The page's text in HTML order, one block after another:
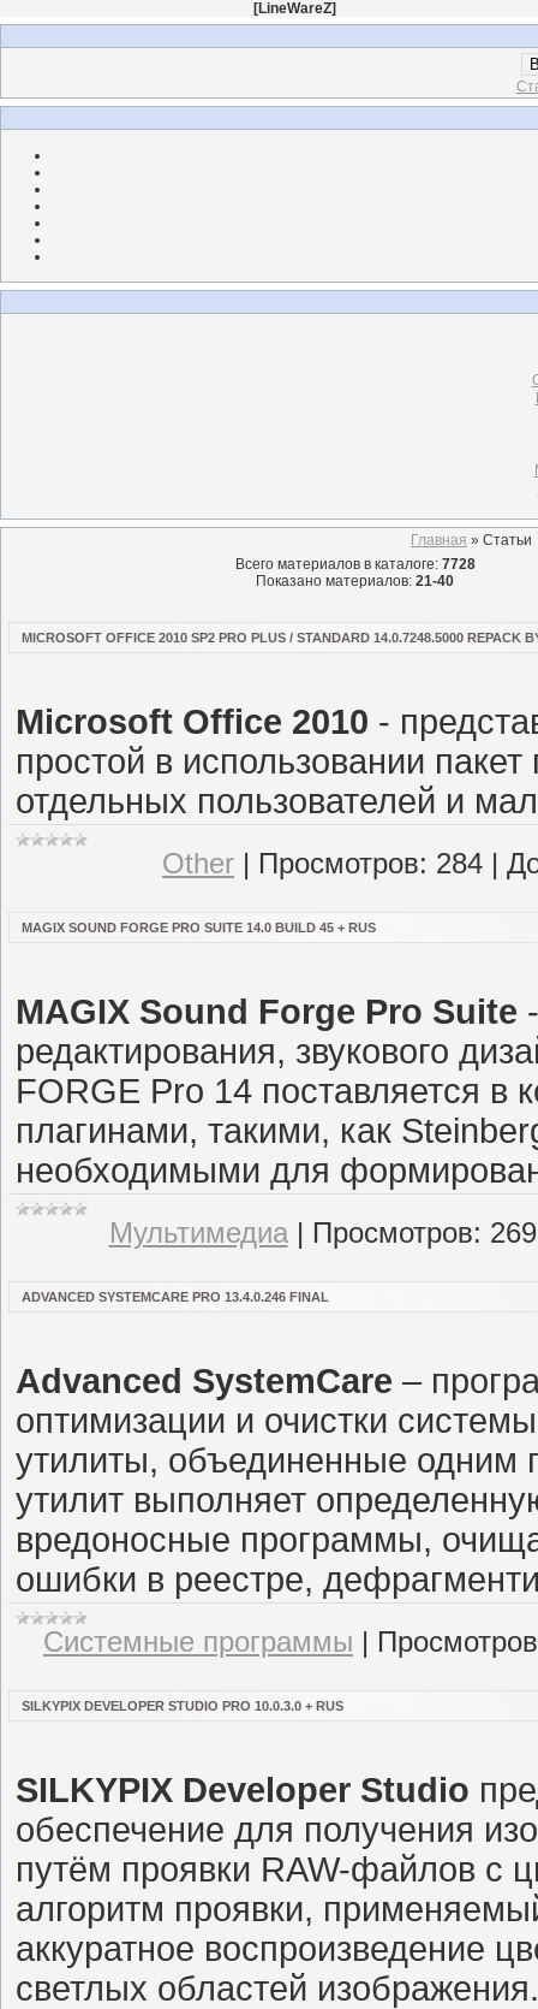
[LineWareZ]
Главная » Статьи
Всего материалов в каталоге: 7728
Показано материалов: 21-40
MICROSOFT OFFICE 2010 SP2 PRO PLUS / STANDARD 14.0.7248.5000 REPACK
Microsoft Office 2010 -
простой в использовании
отдельных пользователей и
Other | Просмотров: 284 |
MAGIX SOUND FORGE PRO SUITE 14.0 BUILD 45 + RUS
MAGIX Sound Forge Pro Suite
редактирования, звукового
FORGE Pro 14 поставляется в
плагинами, такими, как
необходимыми для
Мультимедиа| Просмотров: 269
ADVANCED SYSTEMCARE PRO 13.4.0.246 FINAL
Advanced SystemCare –
оптимизации и очистки
утилиты, объединенные одним
утилит выполняет
вредоносные программы,
ошибки в реестре,
Системные программы |
SILKYPIX DEVELOPER STUDIO PRO 10.0.3.0 + RUS
SILKYPIX Developer Studio
обеспечение для получения
путём проявки RAW-файлов
алгоритм проявки,
аккуратное воспроизведение
светлых областей изображения.